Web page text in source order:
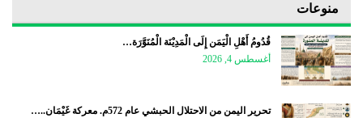
منوعات
قُدُومُ أَهْلِ الْيَمَن إِلَى الْمَدِيْنَة الْمُنَوَّرَة…
أغسطس 4, 2026
تحرير اليمن من الاحتلال الحبشي عام 572م. معركة غَيْمَان..…